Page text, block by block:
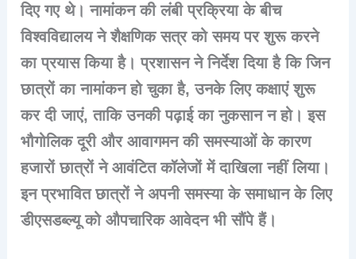
दिए गए थे। नामांकन की लंबी प्रक्रिया के बीच
विश्वविद्यालय ने शैक्षणिक सत्र को समय पर शुरू करने
का प्रयास किया है। प्रशासन ने निर्देश दिया है कि जिन
छात्रों का नामांकन हो चुका है, उनके लिए कक्षाएं शुरू
कर दी जाएं, ताकि उनकी पढ़ाई का नुकसान न हो। इस
भौगोलिक दूरी और आवागमन की समस्याओं के कारण
हजारों छात्रों ने आवंटित कॉलेजों में दाखिला नहीं लिया।
इन प्रभावित छात्रों ने अपनी समस्या के समाधान के लिए
डीएसडब्ल्यू को औपचारिक आवेदन भी सौंपे हैं।